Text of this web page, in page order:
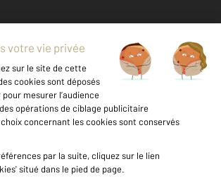
& CGU et Barèmes d'honoraires
Données personnelles
Gestionnaire des cookies
autour de ROMORANTIN LANTHENAY (41200)